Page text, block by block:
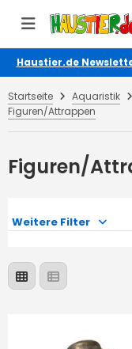
Haustier.de
Startseite Aquaristik
Figuren/Attrappen
Figuren/
Weitere Filter